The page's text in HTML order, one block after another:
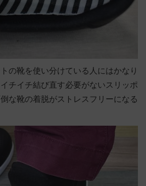
の靴を使い分けている人にはかなり
チイチ結び直す必要がないスリッポ
な靴の着脱がストレスフリーになる